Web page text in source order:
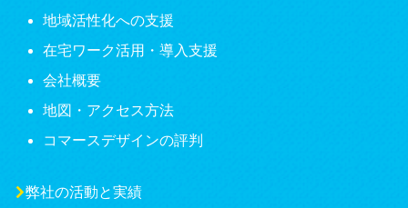
地域活性化への支援
在宅ワーク活用・導入支援
会社概要
地図・アクセス方法
コマースデザインの評判
弊社の活動と実績